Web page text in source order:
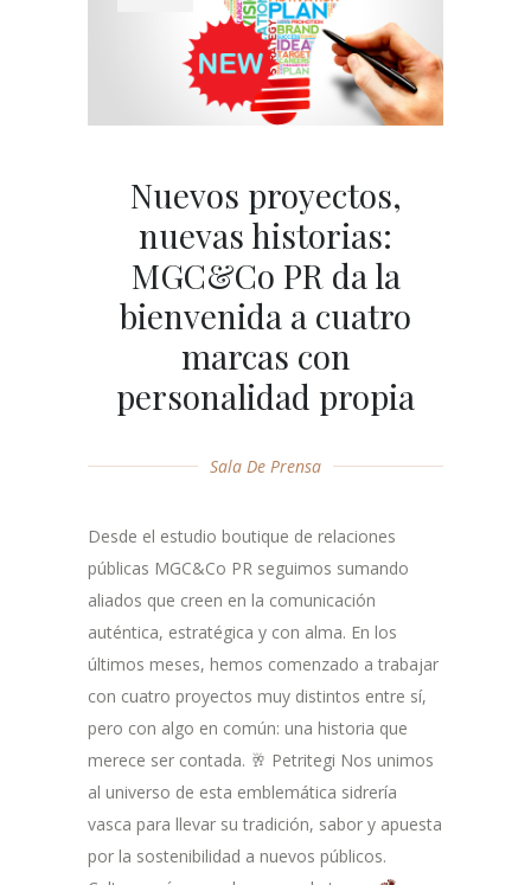
Nuevos proyectos,
nuevas historias:
MGC&Co PR da la
bienvenida a cuatro
marcas con
personalidad propia
Sala De Prensa
Desde el estudio boutique de relaciones
públicas MGC&Co PR seguimos sumando
aliados que creen en la comunicación
auténtica, estratégica y con alma. En los
últimos meses, hemos comenzado a trabajar
con cuatro proyectos muy distintos entre sí,
pero con algo en común: una historia que
merece ser contada. 🥂 Petritegi Nos unimos
al universo de esta emblemática sidrería
vasca para llevar su tradición, sabor y apuesta
por la sostenibilidad a nuevos públicos.